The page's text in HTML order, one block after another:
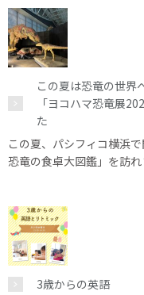
この夏は恐竜の世界
「ヨコハマ恐竜展
た
この夏、パシフィコ横浜
恐竜の食卓大図鑑」を訪
3歳からの英語